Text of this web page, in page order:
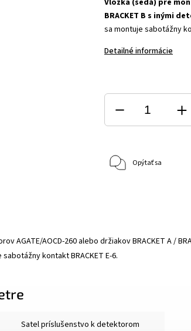
Vložka (šedá) pre
BRACKET B s inými
sa montuje sabotážny
Detailné informácie
Opýtať sa
AGATE/AOCD-260 alebo držiakov BRACKET A /
sabotážny kontakt BRACKET E-6.
Satel príslušenstvo k detektorom